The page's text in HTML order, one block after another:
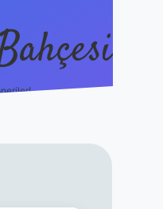
https://betci.co/en